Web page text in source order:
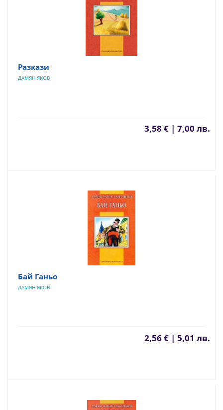
Разкази
ДАМЯН ЯКОВ
3,58 € | 7,00 лв.
Бай Ганьо
ДАМЯН ЯКОВ
2,56 € | 5,01 лв.